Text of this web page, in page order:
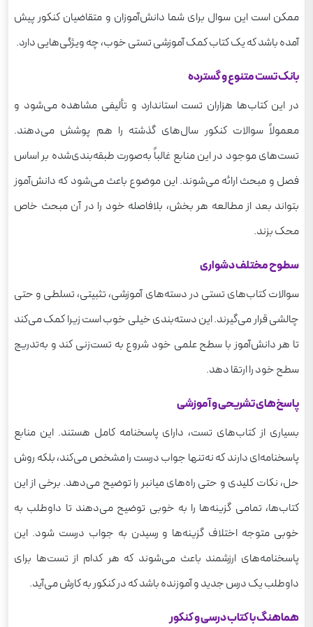
ممکن است این سوال برای شما دانش‌آموزان و متقاضیان کنکور پیش
آمده باشد که یک کتاب کمک آموزشی تستی خوب، چه ویژگی‌هایی دارد.
بانک تست متنوع و گسترده
در این کتاب‌ها هزاران تست استاندارد و تألیفی مشاهده می‌شود و
معمولاً سوالات کنکور سال‌های گذشته را هم پوشش می‌دهند.
تست‌های موجود در این منابع غالباً به‌صورت طبقه‌بندی‌شده بر اساس
فصل و مبحث ارائه می‌شوند. این موضوع باعث می‌شود که دانش‌آموز
بتواند بعد از مطالعه هر بخش، بلافاصله خود را در آن مبحث خاص
محک بزند.
سطوح مختلف دشواری
سوالات کتاب‌های تستی در دسته‌های آموزشی، تثبیتی، تسلطی و حتی
چالشی قرار می‌گیرند. این دسته‌بندی خیلی خوب است زیرا کمک می‌کند
تا هر دانش‌آموز با سطح علمی خود شروع به تست‌زنی کند و به‌تدریج
سطح خود را ارتقا دهد.
پاسخ‌های تشریحی و آموزشی
بسیاری از کتاب‌های تست، دارای پاسخنامه کامل هستند. این منابع
پاسخنامه‌ای دارند که نه‌تنها جواب درست را مشخص می‌کند، بلکه روش
حل، نکات کلیدی و حتی راه‌های میانبر را توضیح می‌دهد. برخی از این
کتاب‌ها، تمامی گزینه‌ها را به خوبی توضیح می‌دهند تا داوطلب به
خوبی متوجه اختلاف گزینه‌ها و رسیدن به جواب درست شود. این
پاسخنامه‌های ارزشمند باعث می‌شوند که هر کدام از تست‌ها برای
داوطلب یک درس جدید و آموزنده باشد که در کنکور به کارش می‌آید.
هماهنگ با کتاب درسی و کنکور